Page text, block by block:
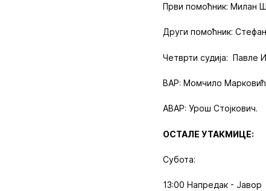
Први помоћник: Милан
Други помоћник: Стефан
Четврти судија: Павле
ВАР: Момчило
АВАР: Урош Стојкович.
ОСТАЛЕ УТАКМИЦЕ:
Субота:
13:00 Напредак - Јавор